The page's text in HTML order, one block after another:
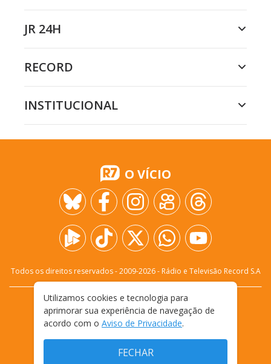
JR 24H
RECORD
INSTITUCIONAL
O VÍCIO
Todos os direitos reservados - 2009-2026- Rádio e Televisão Record S.A
FALE CONOSCO
PRIVACIDADE
TERMOS E CONDIÇÕES DE USO
Utilizamos cookies e tecnologia para
aprimorar sua experiência de navegação de
acordo com o Aviso de Privacidade.
FECHAR